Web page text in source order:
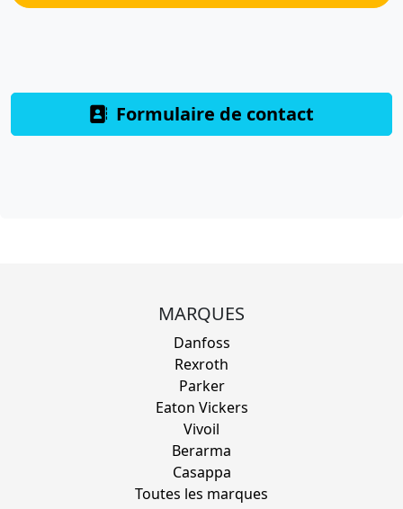
Formulaire de contact
MARQUES
Danfoss
Rexroth
Parker
Eaton Vickers
Vivoil
Berarma
Casappa
Toutes les marques